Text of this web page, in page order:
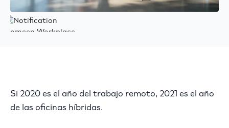
Si 2020 es el año del trabajo remoto, 2021 es el año
de las oficinas híbridas.